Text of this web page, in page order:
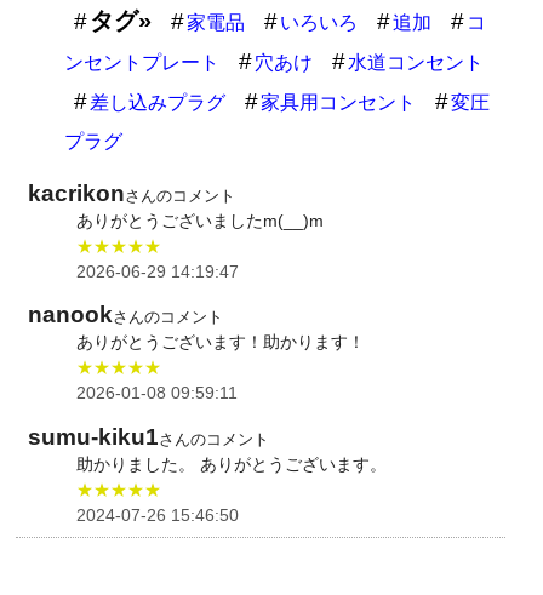
タグ» 家電品 いろいろ 追加
コ
ンセントプレート
穴あけ
水道コンセント
差し込みプラグ
家具用コンセント
変圧
プラグ
kacrikonさんのコメント
ありがとうございましたm(__)m
★★★★★
2026-06-29 14:19:47
nanookさんのコメント
ありがとうございます！助かります！
★★★★★
2026-01-08 09:59:11
sumu-kiku1さんのコメント
助かりました。 ありがとうございます。
★★★★★
2024-07-26 15:46:50